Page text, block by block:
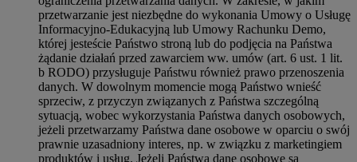
przetwarzanie jest niezbędne do wykonania Umowy o Usługę
Informacyjno-Edukacyjną lub Umowy Rachunku Demo,
której jesteście Państwo stroną lub do podjęcia na Państwa
żądanie działań przed zawarciem ww. umów (art. 6 ust. 1 lit.
b RODO) przysługuje Państwu również prawo przenoszenia
danych. W dowolnym momencie mogą Państwo wnieść
sprzeciw, z przyczyn związanych z Państwa szczególną
sytuacją, wobec wykorzystania Państwa danych osobowych,
jeżeli przetwarzamy Państwa dane osobowe w oparciu o swój
prawnie uzasadniony interes, np. w związku z marketingiem
produktów i usług. Jeżeli Państwa dane osobowe są